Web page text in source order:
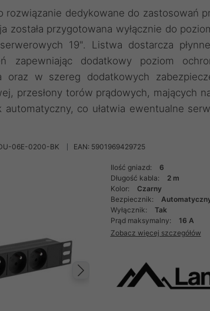
dedykowane do zastosowań
przygotowana wyłącznie do
19". Listwa dostarcza
zapewniając dodatkowy poziom
w szereg dodatkowych
przesłony torów prądowych, mających
co ułatwia ewentualne
06E-0200-BK EAN: 5901969429725
Następny
Ilość gniazd:
6
Długość kabla:
2 m
Kolor:
Czarny
Bezpiecznik:
Wyłącznik:
Tak
Prąd maksymalny:
16 A
Zobacz więcej szczegółów